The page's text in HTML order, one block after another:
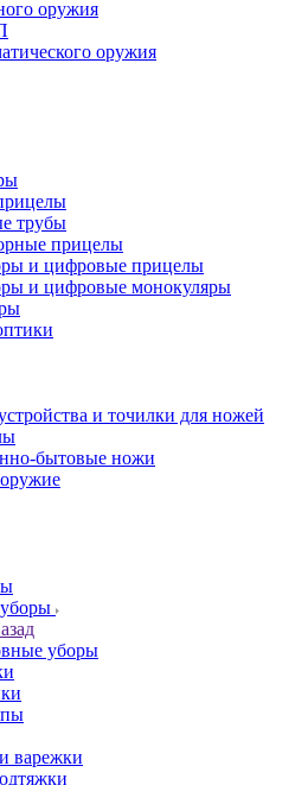
оружия
оружия
трубы
прицелы
и цифровые прицелы
и цифровые монокуляры
и точилки для ножей
бытовые ножи
уборы
варежки